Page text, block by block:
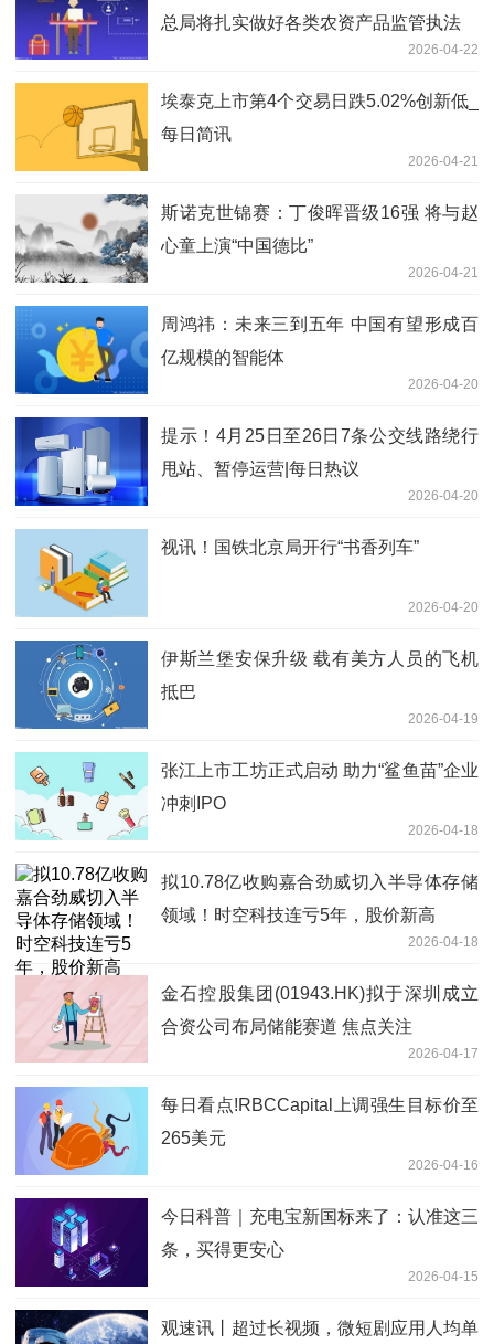
总局将扎实做好各类农资产品监管执法
2026-04-22
埃泰克上市第4个交易日跌5.02%创新低_
每日简讯
2026-04-21
斯诺克世锦赛：丁俊晖晋级16强 将与赵
心童上演“中国德比”
2026-04-21
周鸿祎：未来三到五年 中国有望形成百
亿规模的智能体
2026-04-20
提示！4月25日至26日7条公交线路绕行
甩站、暂停运营|每日热议
2026-04-20
视讯！国铁北京局开行“书香列车”
2026-04-20
伊斯兰堡安保升级 载有美方人员的飞机
抵巴
2026-04-19
张江上市工坊正式启动 助力“鲨鱼苗”企业
冲刺IPO
2026-04-18
拟10.78亿收购嘉合劲威切入半导体存储
领域！时空科技连亏5年，股价新高
2026-04-18
金石控股集团(01943.HK)拟于深圳成立
合资公司布局储能赛道 焦点关注
2026-04-17
每日看点!RBCCapital上调强生目标价至
265美元
2026-04-16
今日科普｜充电宝新国标来了：认准这三
条，买得更安心
2026-04-15
观速讯丨超过长视频，微短剧应用人均单